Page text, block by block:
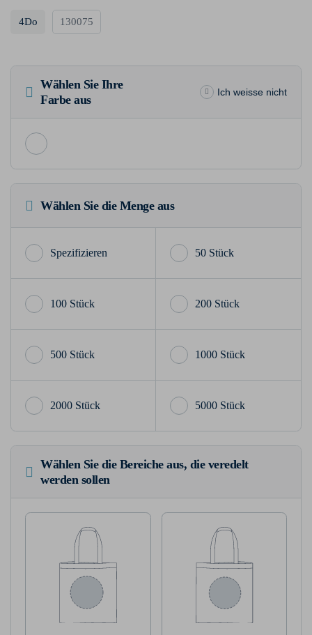
4Do 130075
Wählen Sie Ihre
Farbe aus
Ich weisse nicht
Wählen Sie die Menge aus
50 Stück
100 Stück 200 Stück
500 Stück 1000 Stück
2000 Stück 5000 Stück
Wählen Sie die Bereiche aus, die veredelt
werden sollen